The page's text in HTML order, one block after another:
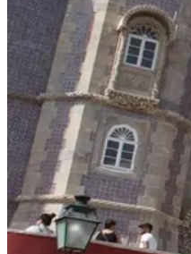
8 Dias